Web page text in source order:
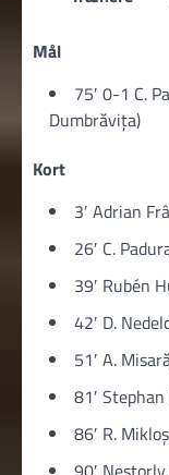
Mål
75′ 0-1 C.
Dumbrăvița)
Kort
3′ Adrian
26′ C.
39′ Rubén
42′ D.
51′ A.
81′
86′ R.